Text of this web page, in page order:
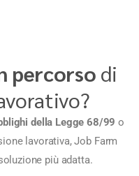
percorso di
della Legge 68/99 o
lavorativa, Job Farm
più adatta.